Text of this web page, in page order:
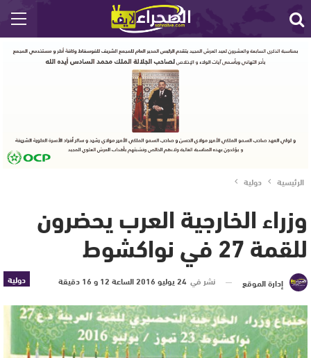
الرئيسية دولية
وزراء الخارجية العرب يحضرون
للقمة 27 في نواكشوط
دولية إدارة الموقع نشر في 24 يوليو 2016 الساعة 12 و 16 دقيقة